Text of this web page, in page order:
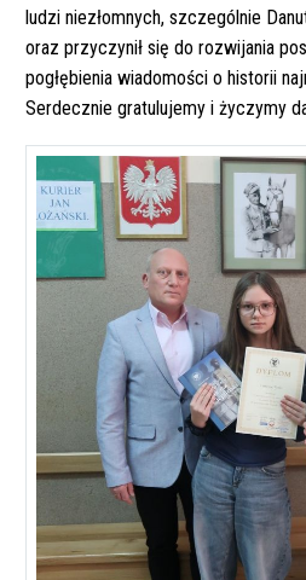
ludzi niezłomnych, szczególnie
oraz przyczynił się do rozwijania
pogłębienia wiadomości o historii
Serdecznie gratulujemy i życzymy